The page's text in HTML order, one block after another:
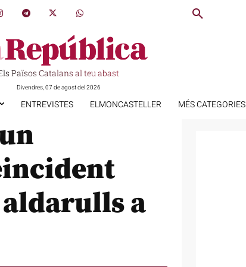
Països Catalans al teu abast
Divendres, 07 de agost del 2026
ENTREVISTES ELMONCASTELLER MÉS CATEGORIES
aldarulls a